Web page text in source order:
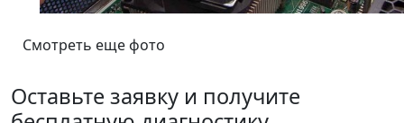
Смотреть еще фото
Оставьте заявку и получите